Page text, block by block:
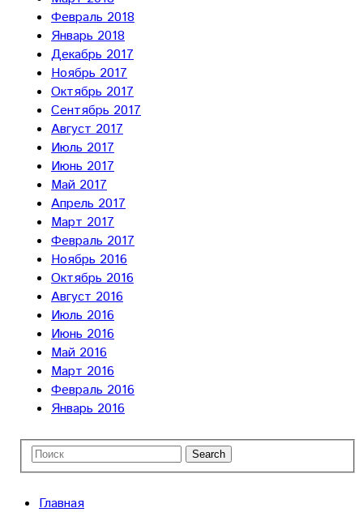
Февраль 2018
Январь 2018
Декабрь 2017
Ноябрь 2017
Октябрь 2017
Сентябрь 2017
Август 2017
Июль 2017
Июнь 2017
Май 2017
Апрель 2017
Март 2017
Февраль 2017
Ноябрь 2016
Октябрь 2016
Август 2016
Июль 2016
Июнь 2016
Май 2016
Март 2016
Февраль 2016
Январь 2016
Главная